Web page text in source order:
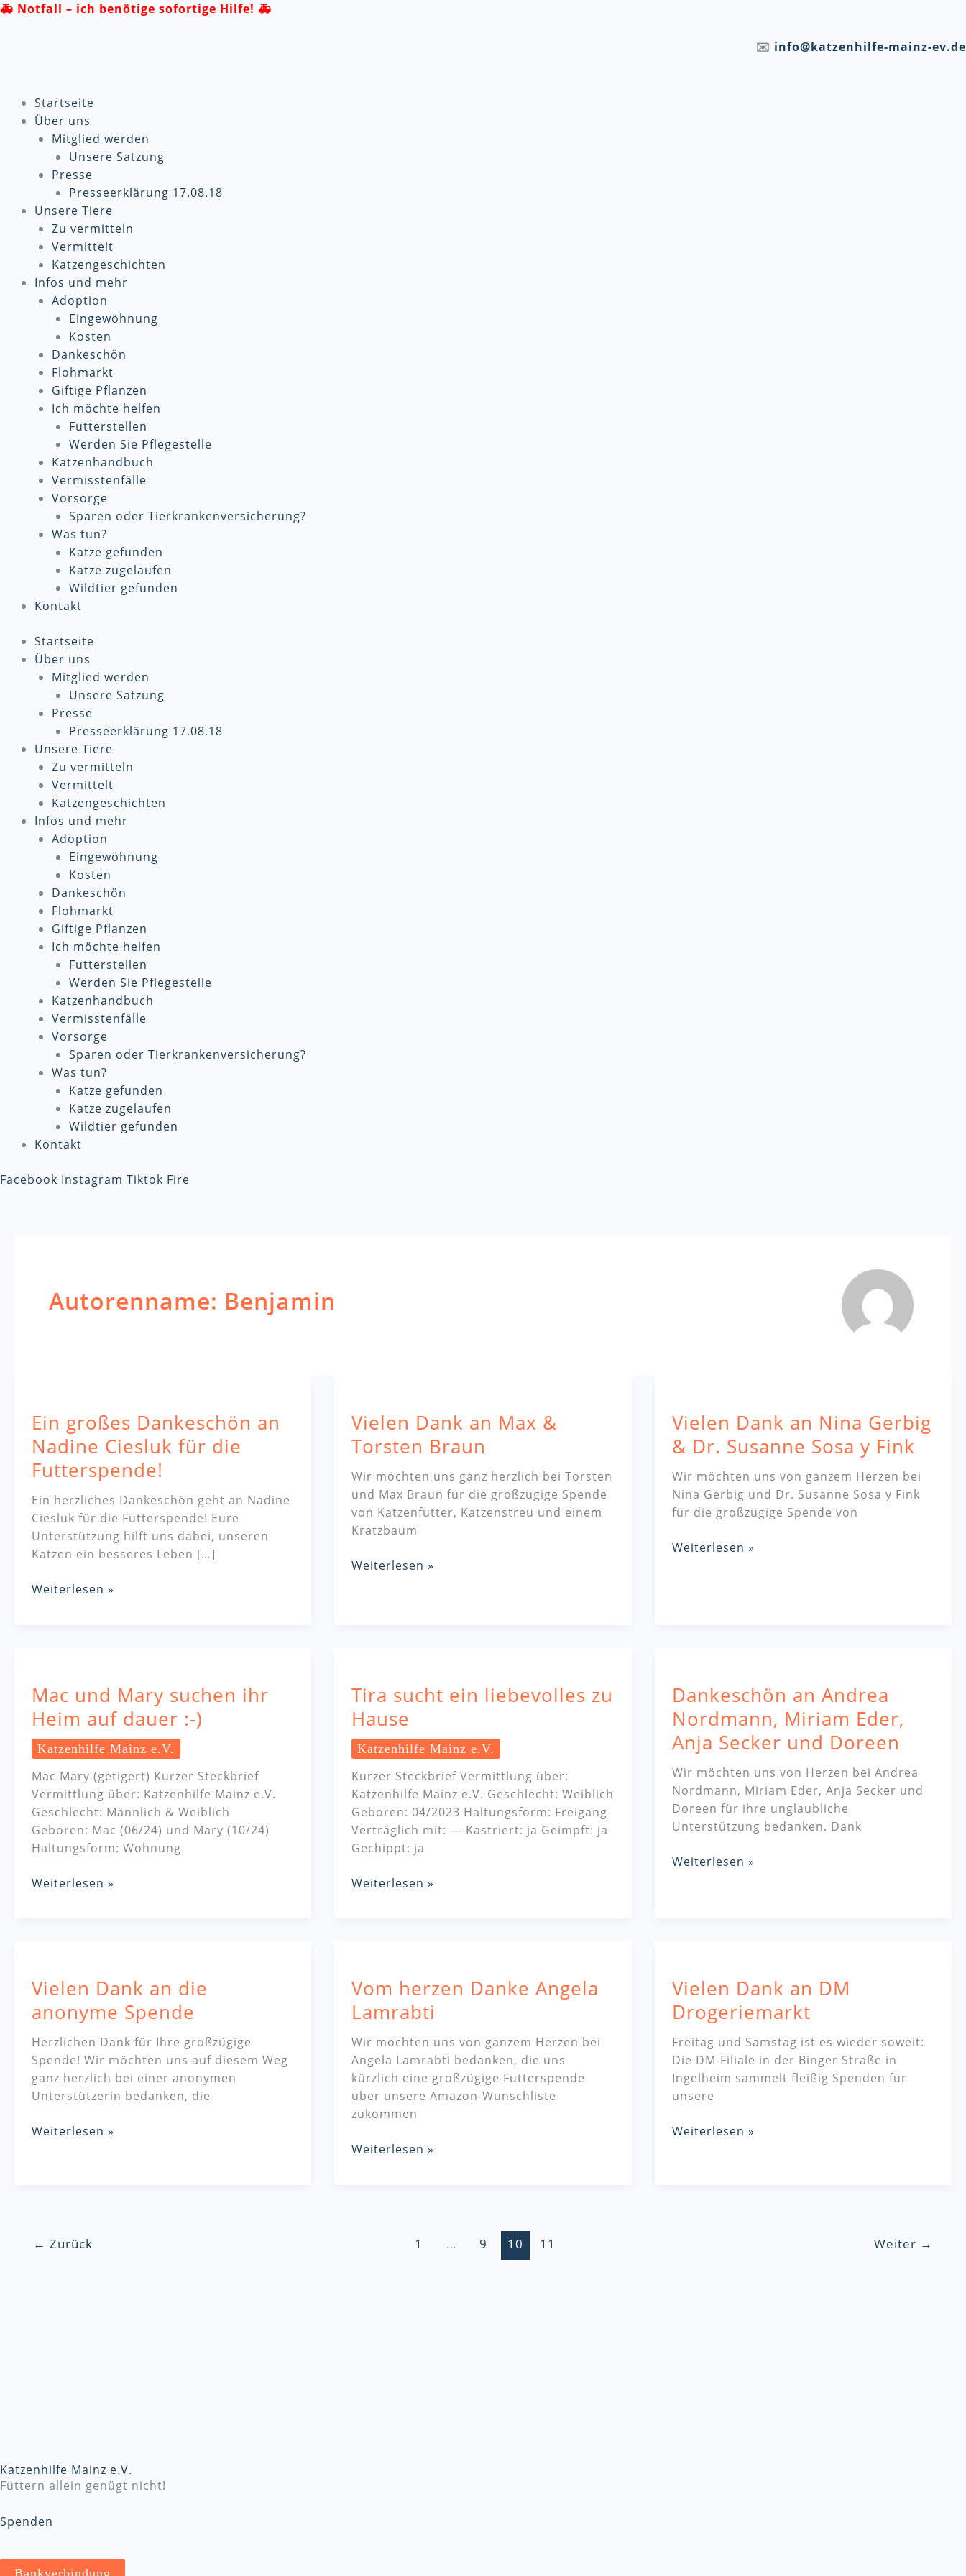
Zum
🚑 Notfall – ich benötige sofortige Hilfe! 🚑
✉️ info@katzenhilfe-mainz-ev.de
Startseite
Über uns
Mitglied werden
Unsere Satzung
Presse
Presseerklärung 17.08.18
Unsere Tiere
Zu vermitteln
Vermittelt
Katzengeschichten
Infos und mehr
Adoption
Eingewöhnung
Kosten
Dankeschön
Flohmarkt
Giftige Pflanzen
Ich möchte helfen
Futterstellen
Werden Sie Pflegestelle
Katzenhandbuch
Vermisstenfälle
Vorsorge
Sparen oder Tierkrankenversicherung?
Was tun?
Katze gefunden
Katze zugelaufen
Wildtier gefunden
Kontakt
Startseite
Über uns
Mitglied werden
Unsere Satzung
Presse
Presseerklärung 17.08.18
Unsere Tiere
Zu vermitteln
Vermittelt
Katzengeschichten
Infos und mehr
Adoption
Eingewöhnung
Kosten
Dankeschön
Flohmarkt
Giftige Pflanzen
Ich möchte helfen
Futterstellen
Werden Sie Pflegestelle
Katzenhandbuch
Vermisstenfälle
Vorsorge
Sparen oder Tierkrankenversicherung?
Was tun?
Katze gefunden
Katze zugelaufen
Wildtier gefunden
Kontakt
Facebook Instagram Tiktok Fire
Autorenname: Benjamin
Ein großes Dankeschön an
Nadine Ciesluk für die
Futterspende!
Ein herzliches Dankeschön geht an Nadine
Ciesluk für die Futterspende! Eure
Unterstützung hilft uns dabei, unseren
Katzen ein besseres Leben […]
Dankeschön
an
Nadine
Ciesluk
die
Futterspende!
Weiterlesen »
Vielen Dank an Max &
Torsten Braun
Wir möchten uns ganz herzlich bei Torsten
und Max Braun für die großzügige Spende
von Katzenfutter, Katzenstreu und einem
Kratzbaum
an
Max
&
Torsten
Braun
Weiterlesen »
Vielen Dank an Nina Gerbig
& Dr. Susanne Sosa y Fink
Wir möchten uns von ganzem Herzen bei
Nina Gerbig und Dr. Susanne Sosa y Fink
für die großzügige Spende von
an
Nina
Gerbig
&
Dr.
Susanne
y
Weiterlesen »
Mac und Mary suchen ihr
Heim auf dauer :-)
Katzenhilfe Mainz e.V.
Mac Mary (getigert) Kurzer Steckbrief
Vermittlung über: Katzenhilfe Mainz e.V.
Geschlecht: Männlich & Weiblich
Geboren: Mac (06/24) und Mary (10/24)
Haltungsform: Wohnung
Mary
suchen
ihr
Heim
auf
dauer
:-)
Weiterlesen »
Tira sucht ein liebevolles zu
Hause
Katzenhilfe Mainz e.V.
Kurzer Steckbrief Vermittlung über:
Katzenhilfe Mainz e.V. Geschlecht: Weiblich
Geboren: 04/2023 Haltungsform: Freigang
Verträglich mit: — Kastriert: ja Geimpft: ja
Gechippt: ja
ein
liebevolles
zu
Hause
Weiterlesen »
Dankeschön an Andrea
Nordmann, Miriam Eder,
Anja Secker und Doreen
Wir möchten uns von Herzen bei Andrea
Nordmann, Miriam Eder, Anja Secker und
Doreen für ihre unglaubliche
Unterstützung bedanken. Dank
Andrea
Nordmann,
Miriam
Eder,
Secker
und
Doreen
Weiterlesen »
Vielen Dank an die
anonyme Spende
Herzlichen Dank für Ihre großzügige
Spende! Wir möchten uns auf diesem Weg
ganz herzlich bei einer anonymen
Unterstützerin bedanken, die
an
anonyme
Spende
Weiterlesen »
Vom herzen Danke Angela
Lamrabti
Wir möchten uns von ganzem Herzen bei
Angela Lamrabti bedanken, die uns
kürzlich eine großzügige Futterspende
über unsere Amazon-Wunschliste
zukommen
Danke
Angela
Lamrabti
Weiterlesen »
Vielen Dank an DM
Drogeriemarkt
Freitag und Samstag ist es wieder soweit:
Die DM-Filiale in der Binger Straße in
Ingelheim sammelt fleißig Spenden für
unsere
an
DM
Drogeriemarkt
Weiterlesen »
← Zurück 1 … 9 10 11 Weiter →
Katzenhilfe Mainz e.V.
Füttern allein genügt nicht!
Spenden
Bankverbindung